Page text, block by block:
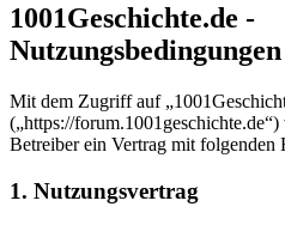
1001Geschichte.de -
Nutzungsbedingungen
Mit dem Zugriff auf
(„https://
Betreiber ein Vertrag mit folgenden
1. Nutzungsvertrag